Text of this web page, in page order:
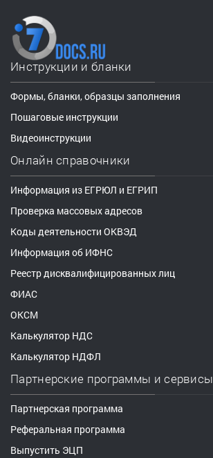
Инструкции и бланки
Формы, бланки, образцы заполнения
Пошаговые инструкции
Видеоинструкции
Онлайн справочники
Информация из ЕГРЮЛ и ЕГРИП
Проверка массовых адресов
Коды деятельности ОКВЭД
Информация об ИФНС
Реестр дисквалифицированных лиц
ФИАС
ОКСМ
Калькулятор НДС
Калькулятор НДФЛ
Партнерские программы и сервисы
Партнерская программа
Реферальная программа
Выпустить ЭЦП